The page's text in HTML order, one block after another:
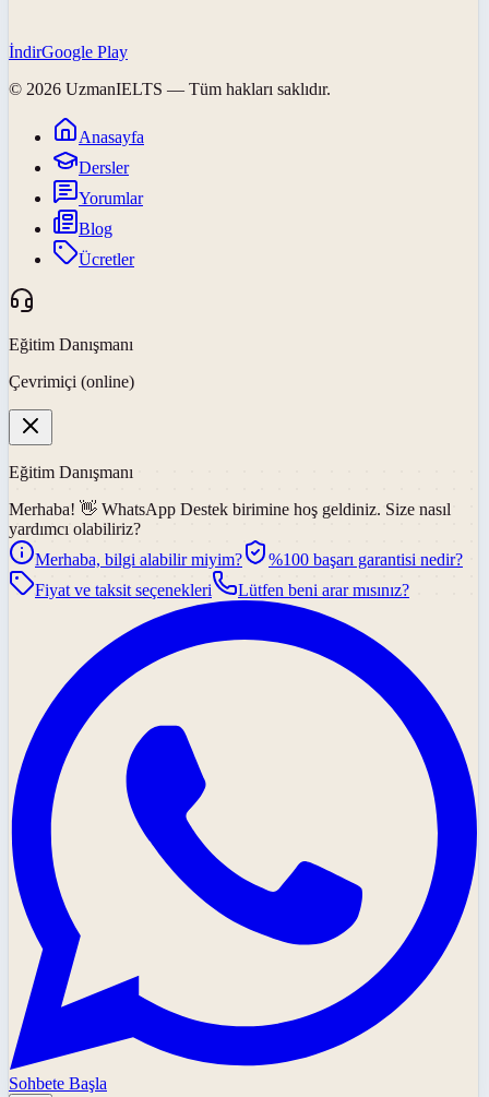
İndirGoogle Play
© 2026 UzmanIELTS — Tüm hakları saklıdır.
Anasayfa
Dersler
Yorumlar
Blog
Ücretler
Eğitim Danışmanı
Çevrimiçi (online)
Eğitim Danışmanı
Merhaba! 👋 WhatsApp Destek birimine hoş geldiniz. Size nasıl
yardımcı olabiliriz?
Merhaba, bilgi alabilir miyim?
%100 başarı garantisi nedir?
Fiyat ve taksit seçenekleri
Lütfen beni arar mısınız?
Sohbete Başla